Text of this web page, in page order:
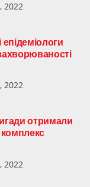
2022
2022
отримали
комплекс
2022